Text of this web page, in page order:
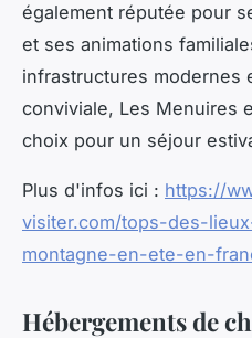
également réputée pour
et ses animations
infrastructures modernes
conviviale, Les Menuires
choix pour un séjour
Plus d'infos ici : https://
visiter.com/tops-des-
montagne-en-ete-en-
Hébergements de